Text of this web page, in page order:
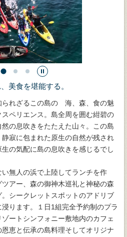
美食を堪能する。
られざるこの島の 海、森、食の魅
ペリエンス。島全周を囲む紺碧の
の息吹きをたたえた山々。この島
寂に包まれた原生の自然が残され
の気配に島の息吹きを感じるでし
無人の浜で上陸してランチを作
アー、森の御神木巡礼と神秘の森
シークレットスポットのアドリブ
ります。１日1組完全予約制のプラ
ートシンフォニー敷地内のカフェ
恵と伝承の島料理そしてオリジナ